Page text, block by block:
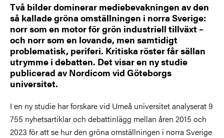
Två bilder dominerar mediebevakningen av den
så kallade gröna omställningen i norra Sverige:
norr som en motor för grön industriell tillväxt –
och norr som en lovande, men samtidigt
problematisk, periferi. Kritiska röster får sällan
utrymme i debatten. Det visar en ny studie
publicerad av Nordicom vid Göteborgs
universitet.
I en ny studie har forskare vid Umeå universitet analyserat 9
755 nyhetsartiklar och debattinlägg mellan åren 2015 och
2023 för att se hur den gröna omställningen i norra Sverige